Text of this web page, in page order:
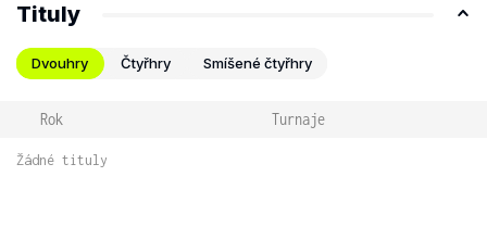
Tituly
Dvouhry Čtyřhry Smíšené čtyřhry
Rok Turnaje
Žádné tituly